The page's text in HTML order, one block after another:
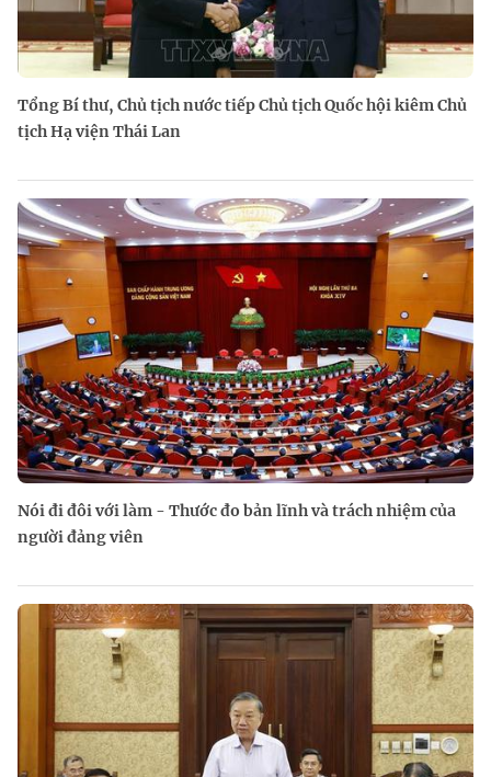
Tổng Bí thư, Chủ tịch nước tiếp Chủ tịch Quốc hội kiêm Chủ
tịch Hạ viện Thái Lan
Nói đi đôi với làm - Thước đo bản lĩnh và trách nhiệm của
người đảng viên